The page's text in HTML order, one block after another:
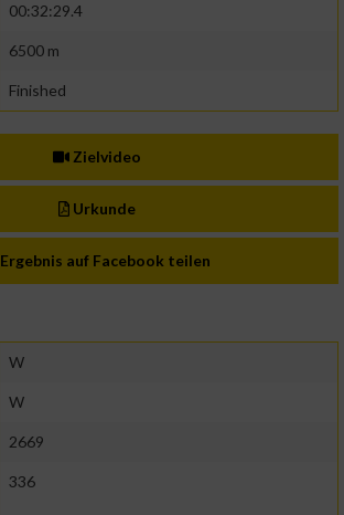
00:32:29.4
6500 m
Finished
Zielvideo
Urkunde
Ergebnis auf Facebook teilen
W
W
2669
336